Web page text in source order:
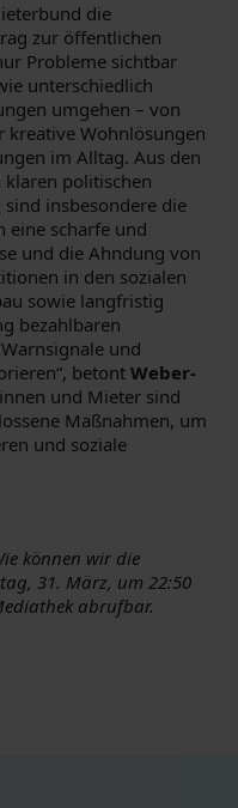
die
zur öffentlichen
Probleme sichtbar
unterschiedlich
umgehen – von
kreative Wohnlösungen
im Alltag. Aus den
klaren politischen
insbesondere die
eine scharfe und
und die Ahndung von
in den sozialen
sowie langfristig
bezahlbaren
und
betont Weber-
und Mieter sind
Maßnahmen, um
und soziale
können wir die
31. März, um 22:50
abrufbar.